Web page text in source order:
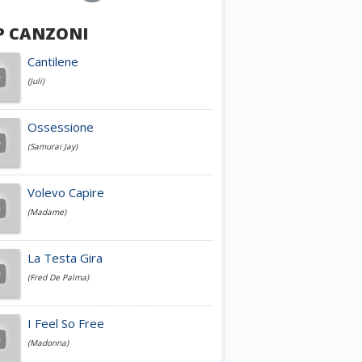
Achille Lauro
Cesare Cremonini
Jovanotti
Fedez
Simone Cristicchi
CANZONI
Cantilene
(Juli)
Ossessione
(Samurai Jay)
Volevo Capire
(Madame)
La Testa Gira
(Fred De Palma)
I Feel So Free
(Madonna)